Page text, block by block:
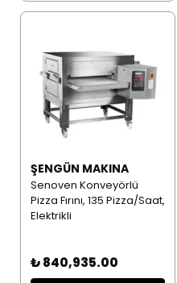
ŞENGÜN MAKINA
Senoven Konveyörlü
Pizza Fırını, 135 Pizza/Saat,
Elektrikli
₺ 840,935.00